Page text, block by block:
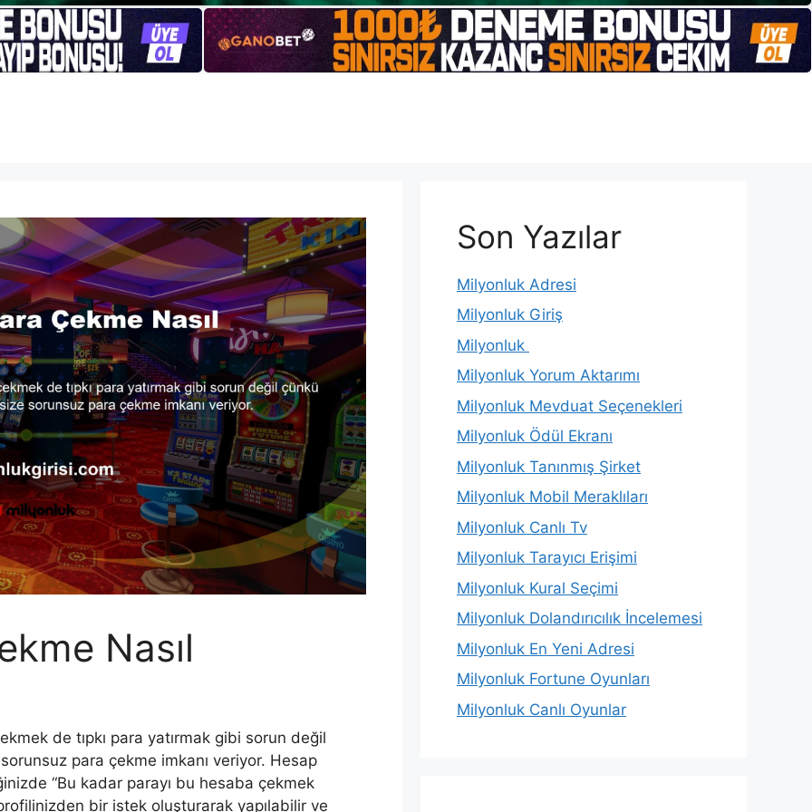
Nasıl
de tıpkı para yatırmak gibi sorun değil
para çekme imkanı veriyor. Hesap
“Bu kadar parayı bu hesaba çekmek
bir istek oluşturarak yapılabilir ve
Son Yazılar
Milyonluk Adresi
Milyonluk Giriş
Milyonluk
Milyonluk Yorum Aktarımı
Milyonluk Mevduat Seçenekleri
Milyonluk Ödül Ekranı
Milyonluk Tanınmış Şirket
Milyonluk Mobil Meraklıları
Milyonluk Canlı Tv
Milyonluk Tarayıcı Erişimi
Milyonluk Kural Seçimi
Milyonluk Dolandırıcılık İncelemesi
Milyonluk En Yeni Adresi
Milyonluk Fortune Oyunları
Milyonluk Canlı Oyunlar